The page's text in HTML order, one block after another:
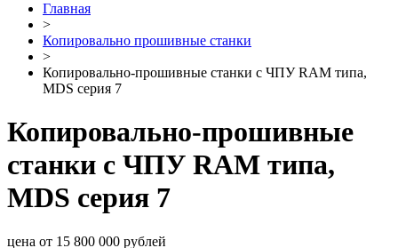
Главная
>
Копировально прошивные станки
>
Копировально-прошивные станки с ЧПУ RAM типа,
MDS серия 7
Копировально-прошивные
станки с ЧПУ RAM типа,
MDS серия 7
цена от 15 800 000 рублей